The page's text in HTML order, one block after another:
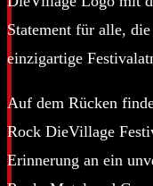
Statement für alle,
einzigartige
Auf dem Rücken
Rock DieVillage
Erinnerung an ein